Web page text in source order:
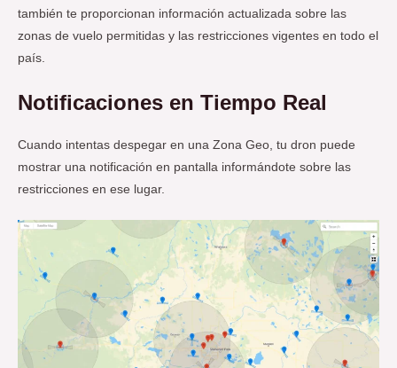
también te proporcionan información actualizada sobre las
zonas de vuelo permitidas y las restricciones vigentes en todo el
país.
Notificaciones en Tiempo Real
Cuando intentas despegar en una Zona Geo, tu dron puede
mostrar una notificación en pantalla informándote sobre las
restricciones en ese lugar.